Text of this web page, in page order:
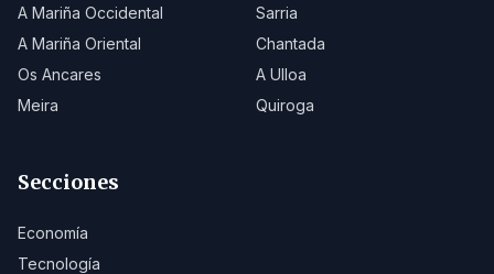
A Mariña Occidental
Sarria
A Mariña Oriental
Chantada
Os Ancares
A Ulloa
Meira
Quiroga
Secciones
Economía
Tecnología